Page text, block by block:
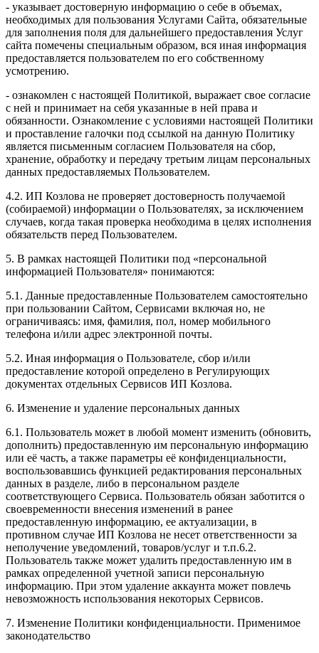
- указывает достоверную информацию о себе в объемах,
необходимых для пользования Услугами Сайта, обязательные
для заполнения поля для дальнейшего предоставления Услуг
сайта помечены специальным образом, вся иная информация
предоставляется пользователем по его собственному
усмотрению.
- ознакомлен с настоящей Политикой, выражает свое согласие
с ней и принимает на себя указанные в ней права и
обязанности. Ознакомление с условиями настоящей Политики
и проставление галочки под ссылкой на данную Политику
является письменным согласием Пользователя на сбор,
хранение, обработку и передачу третьим лицам персональных
данных предоставляемых Пользователем.
4.2. ИП Козлова не проверяет достоверность получаемой
(собираемой) информации о Пользователях, за исключением
случаев, когда такая проверка необходима в целях исполнения
обязательств перед Пользователем.
5. В рамках настоящей Политики под «персональной
информацией Пользователя» понимаются:
5.1. Данные предоставленные Пользователем самостоятельно
при пользовании Сайтом, Сервисами включая но, не
ограничиваясь: имя, фамилия, пол, номер мобильного
телефона и/или адрес электронной почты.
5.2. Иная информация о Пользователе, сбор и/или
предоставление которой определено в Регулирующих
документах отдельных Сервисов ИП Козлова.
6. Изменение и удаление персональных данных
6.1. Пользователь может в любой момент изменить (обновить,
дополнить) предоставленную им персональную информацию
или её часть, а также параметры её конфиденциальности,
воспользовавшись функцией редактирования персональных
данных в разделе, либо в персональном разделе
соответствующего Сервиса. Пользователь обязан заботится о
своевременности внесения изменений в ранее
предоставленную информацию, ее актуализации, в
противном случае ИП Козлова не несет ответственности за
неполучение уведомлений, товаров/услуг и т.п.6.2.
Пользователь также может удалить предоставленную им в
рамках определенной учетной записи персональную
информацию. При этом удаление аккаунта может повлечь
невозможность использования некоторых Сервисов.
7. Изменение Политики конфиденциальности. Применимое
законодательство